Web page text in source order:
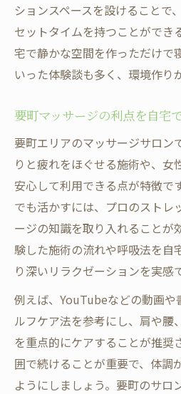
要町エリア発自宅で快適
め
要町のマッサージ事
ョンに応用
地元で人気のリラク
快適な自宅リラック
は
サロン発のリラクゼ
らしに
要町タイ古式マッサー
方法
タイ古式リラクゼー
再現
セルフストレッチで
ンの深さ
ションスペースを設けることで
セットタイムを持つことができ
宅で静かな空間を作っただけで
いった体験談も多く、環境作り
要町マッサージの利点を自宅
要町エリアのマッサージサロン
りと疲れをほぐせる施術や、女
安心して利用できる点が特徴で
でも活かすには、プロのストレ
ージの知識を取り入れることが
験した施術の流れや呼吸法を自
り深いリラクゼーションを実感
例えば、YouTubeなどの動画や
ルフケア法を参考にし、肩や腰
を重点的にケアすることが推奨
囲で続けることが重要で、体調
ようにしましょう。要町のサロ